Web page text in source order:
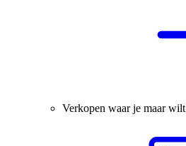
Verkopen waar je maar wilt